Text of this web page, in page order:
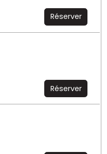
Réserver
Réserver